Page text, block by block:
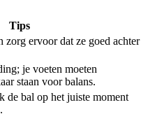
Tips
zorg ervoor dat ‍ze⁢ goed achter
je ⁣voeten ⁢moeten
staan voor ‍balans.
de bal op het ⁢juiste moment